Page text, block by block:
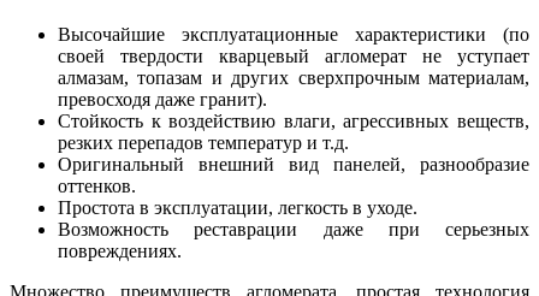
Высочайшие эксплуатационные характеристики (по
своей твердости кварцевый агломерат не уступает
алмазам, топазам и других сверхпрочным материалам,
превосходя даже гранит).
Стойкость к воздействию влаги, агрессивных веществ,
резких перепадов температур и т.д.
Оригинальный внешний вид панелей, разнообразие
оттенков.
Простота в эксплуатации, легкость в уходе.
Возможность реставрации даже при серьезных
повреждениях.
Множество преимуществ агломерата, простая технология